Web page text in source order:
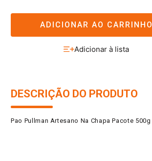
ADICIONAR AO CARRINHO
DESCRIÇÃO DO PRODUTO
Pao Pullman Artesano Na Chapa Pacote 500g